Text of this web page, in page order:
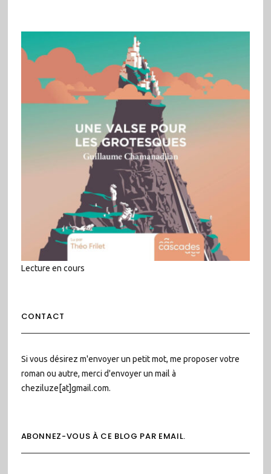
Lecture en cours
CONTACT
Si vous désirez m'envoyer un petit mot, me proposer votre
roman ou autre, merci d'envoyer un mail à
cheziluze[at]gmail.com.
ABONNEZ-VOUS À CE BLOG PAR EMAIL.